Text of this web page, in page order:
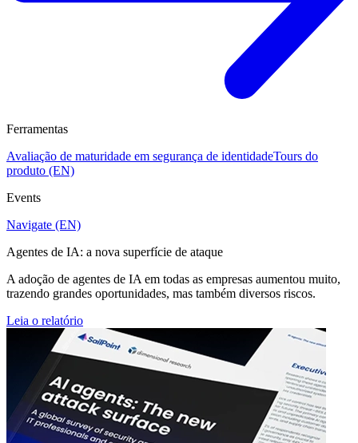
Ferramentas
Avaliação de maturidade em segurança de identidadeTours do
produto (EN)
Events
Navigate (EN)
Agentes de IA: a nova superfície de ataque
A adoção de agentes de IA em todas as empresas aumentou muito,
trazendo grandes oportunidades, mas também diversos riscos.
Leia o relatório